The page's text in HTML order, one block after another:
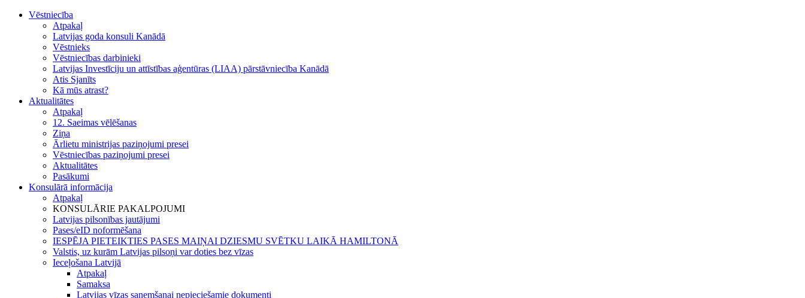
Vēstniecība
Atpakaļ
Latvijas goda konsuli Kanādā
Vēstnieks
Vēstniecības darbinieki
Latvijas Investīciju un attīstības aģentūras (LIAA) pārstāvniecība Kanādā
Atis Sjanīts
Kā mūs atrast?
Aktualitātes
Atpakaļ
12. Saeimas vēlēšanas
Ziņa
Ārlietu ministrijas paziņojumi presei
Vēstniecības paziņojumi presei
Aktualitātes
Pasākumi
Konsulārā informācija
Atpakaļ
KONSULĀRIE PAKALPOJUMI
Latvijas pilsonības jautājumi
Pases/eID noformēšana
IESPĒJA PIETEIKTIES PASES MAIŅAI DZIESMU SVĒTKU LAIKĀ HAMILTONĀ
Valstis, uz kurām Latvijas pilsoņi var doties bez vīzas
Ieceļošana Latvijā
Atpakaļ
Samaksa
Latvijas vīzas saņemšanai nepieciešamie dokumenti